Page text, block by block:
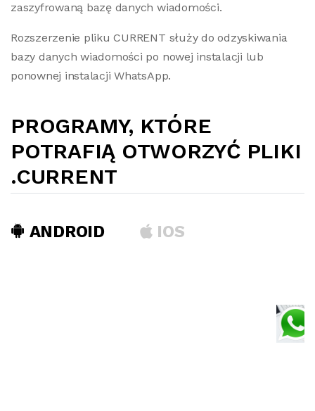
zaszyfrowaną bazę danych wiadomości.
Rozszerzenie pliku CURRENT służy do odzyskiwania
bazy danych wiadomości po nowej instalacji lub
ponownej instalacji WhatsApp.
PROGRAMY, KTÓRE
POTRAFIĄ OTWORZYĆ PLIKI
.CURRENT
ANDROID IOS